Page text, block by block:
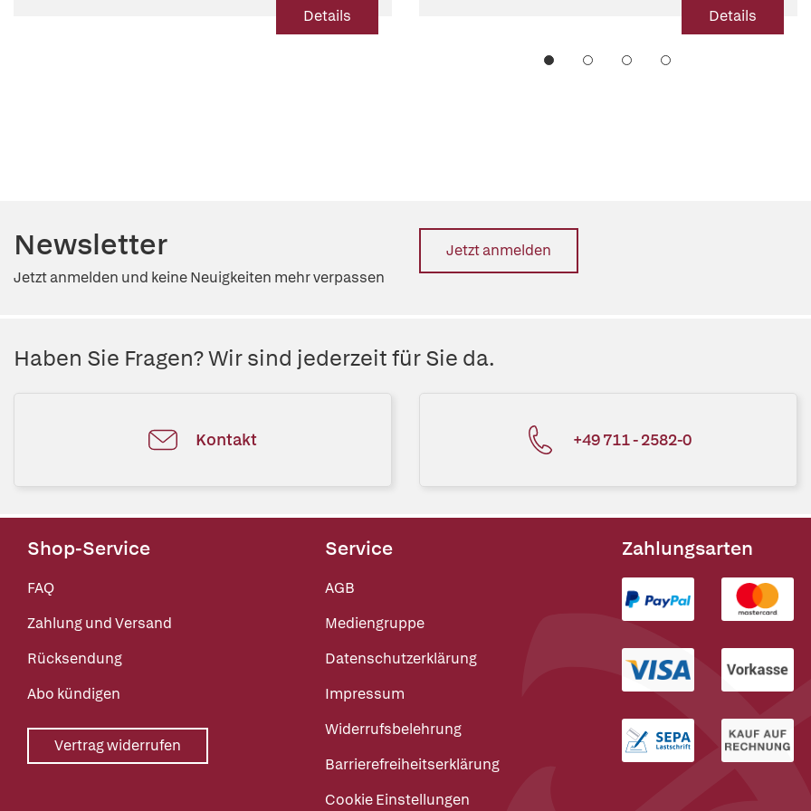
Details Details
Newsletter
Jetzt anmelden und keine Neuigkeiten mehr verpassen
Jetzt anmelden
Haben Sie Fragen? Wir sind jederzeit für Sie da.
Kontakt +49 711 - 2582-0
Shop-Service
FAQ
Zahlung und Versand
Rücksendung
Abo kündigen
Vertrag widerrufen
Service
AGB
Mediengruppe
Datenschutzerklärung
Impressum
Widerrufsbelehrung
Barrierefreiheitserklärung
Cookie Einstellungen
Zahlungsarten